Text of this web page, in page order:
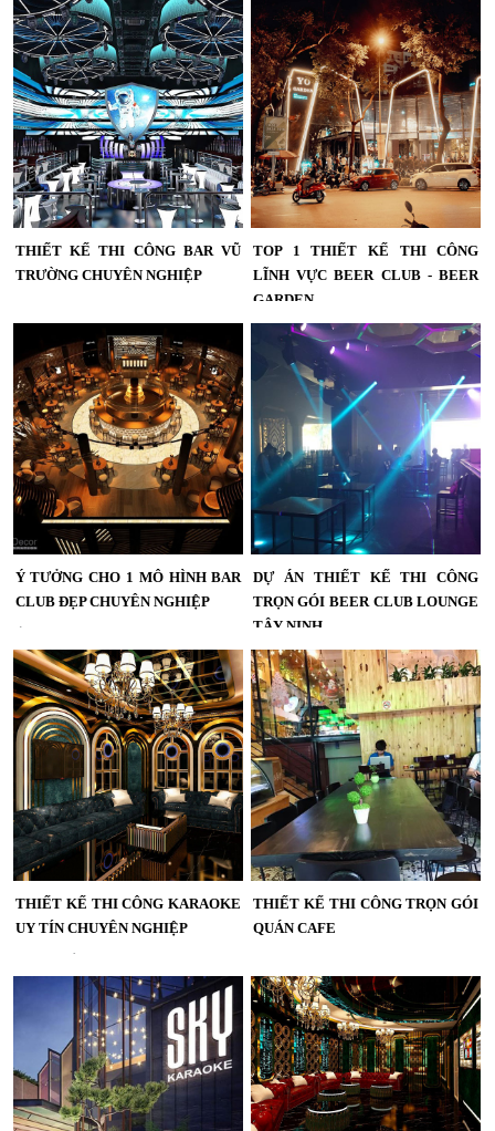
Thiết kế thi công nội thất Bar Lounge
theo xu hướng Futuristic mang vẻ
đẹp khác biệt với đường cong nghệ
thuật, DJ Booth trung tâm và màn
hình LED hiện đại. Đây là lựa chọn lý
tưởng cho các mô hình giải trí cao
cấp muốn khẳng định dấu ấn thương
hiệu....
Những điều cần biết ,khi muốn mở
một quán Bar Club , kinh doanh bar
club , kinh doanh vũ trường ,kinh
doanh night club ,night life...
THIẾT KẾ THI CÔNG BAR VŨ
TRƯỜNG CHUYÊN NGHIỆP
nghệ ánh sáng, LED Mapping và nội
thất cao cấp tạo nên một Bar Vũ
Trường đầy khác biệt. Đây là giải
pháp thiết kế lý tưởng cho các mô
hình giải trí hướng đến trải nghiệm
khách hàng và hiệu quả kinh doanh
bền vững....
TOP 1 THIẾT KẾ THI CÔNG
LĨNH VỰC BEER CLUB - BEER
GARDEN
Top 1 thiết kế thi công lĩnh vực Beer
Club - Beer Garden...
Ý TƯỞNG CHO 1 MÔ HÌNH BAR
CLUB ĐẸP CHUYÊN NGHIỆP
Bar Club,Lounge đẹp chuyên
nghiệp, dự án Lounge đẹp,ấn tượng
và nổi bật năm 2018.... Tìm hiểu về
giải trí Lounge Bar...
DỰ ÁN THIẾT KẾ THI CÔNG
TRỌN GÓI BEER CLUB LOUNGE
TÂY NINH
Dự án thiết kế thi công trọn gói Beer
Club Lounge Tây Ninh , thi công club
Tây Ninh , miền Tây , xây dựng Beer
club lounge Tây Ninh...
THIẾT KẾ THI CÔNG KARAOKE
UY TÍN CHUYÊN NGHIỆP
kinh doanh,thiết kế thi công Karaoke
chuyên nghiệp,Báo giá thi công
phòng karaoke theo nhu cầu khách
hàng,Miễn phí 100% phí thiết
kế,giảm giá thi công nội thất
karaoke...
THIẾT KẾ THI CÔNG TRỌN GÓI
QUÁN CAFE
cafe,xây dựng nội thất quán cafe,thi
công cafe nhạc,dj,văn phòng,sân
vườn,uy tín và kinh nghiệm,Báo giá
thiết kế thi công nội thất quán cafe...